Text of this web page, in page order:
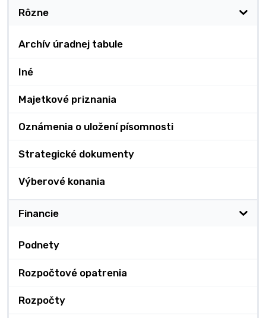
Rôzne
Archív úradnej tabule
Iné
Majetkové priznania
Oznámenia o uložení písomnosti
Strategické dokumenty
Výberové konania
Financie
Podnety
Rozpočtové opatrenia
Rozpočty